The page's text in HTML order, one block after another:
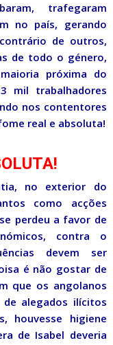
trafegaram
no país, gerando
de outros,
de todo o género,
próxima do
mil trabalhadores
nos contentores
real e absoluta!
no exterior do
como acções
perdeu a favor de
contra o
devem ser
é não gostar de
que os angolanos
alegados ilícitos
houvesse higiene
de Isabel deveria